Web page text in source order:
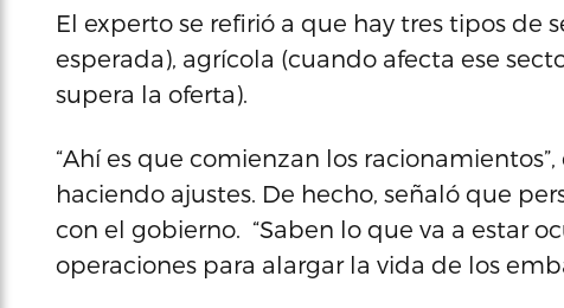
El experto se refirió a que hay tres tipos de
esperada), agrícola (cuando afecta ese
supera la oferta).
“Ahí es que comienzan los
haciendo ajustes. De hecho, señaló que
con el gobierno. “Saben lo que va a estar
operaciones para alargar la vida de los